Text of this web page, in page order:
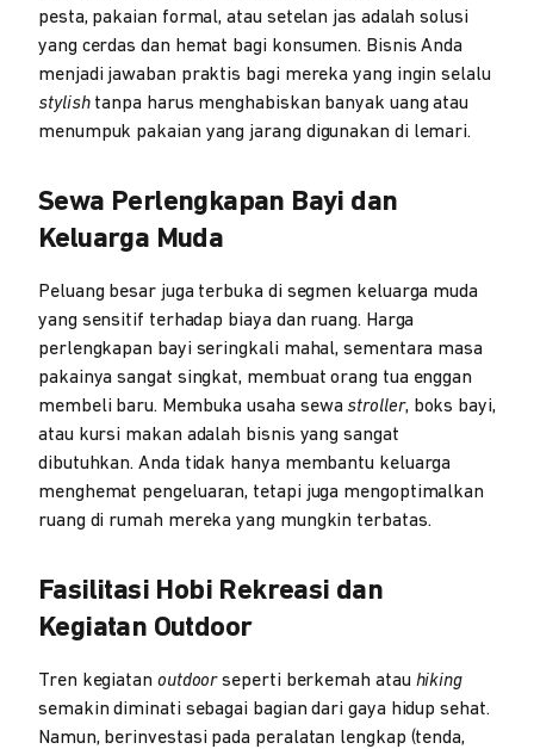
pesta, pakaian formal, atau setelan jas adalah solusi
yang cerdas dan hemat bagi konsumen. Bisnis Anda
menjadi jawaban praktis bagi mereka yang ingin selalu
stylishtanpa harus menghabiskan banyak uang atau
menumpuk pakaian yang jarang digunakan di lemari.
Sewa Perlengkapan Bayi dan
Keluarga Muda
Peluang besar juga terbuka di segmen keluarga muda
yang sensitif terhadap biaya dan ruang. Harga
perlengkapan bayi seringkali mahal, sementara masa
pakainya sangat singkat, membuat orang tua enggan
membeli baru. Membuka usaha sewa stroller, boks bayi,
atau kursi makan adalah bisnis yang sangat
dibutuhkan. Anda tidak hanya membantu keluarga
menghemat pengeluaran, tetapi juga mengoptimalkan
ruang di rumah mereka yang mungkin terbatas.
Fasilitasi Hobi Rekreasi dan
Kegiatan Outdoor
Tren kegiatan outdoorseperti berkemah atau hiking
semakin diminati sebagai bagian dari gaya hidup sehat.
Namun, berinvestasi pada peralatan lengkap (tenda,